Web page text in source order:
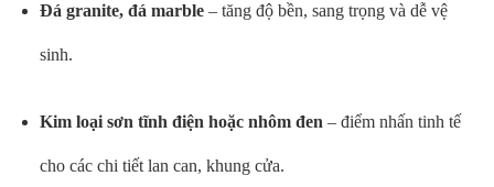
Đá granite, đá marble– tăng độ bền, sang trọng và dễ vệ
sinh.
Kim loại sơn tĩnh điện hoặc nhôm đen – điểm nhấn tinh tế
cho các chi tiết lan can, khung cửa.